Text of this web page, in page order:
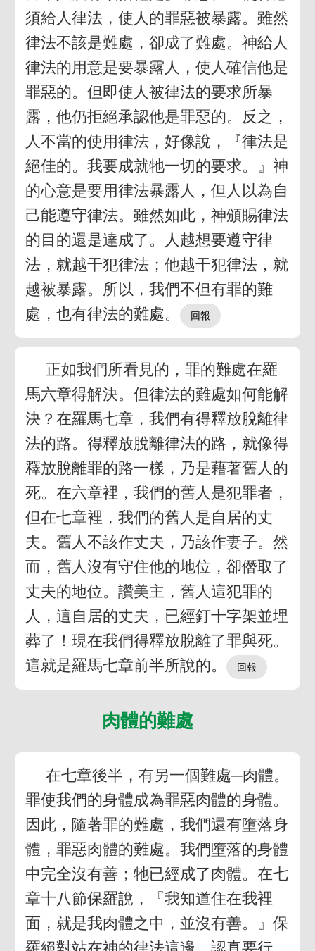
須給人律法，使人的罪惡被暴露。雖然
律法不該是難處，卻成了難處。神給人
律法的用意是要暴露人，使人確信他是
罪惡的。但即使人被律法的要求所暴
露，他仍拒絕承認他是罪惡的。反之，
人不當的使用律法，好像說，『律法是
絕佳的。我要成就牠一切的要求。』神
的心意是要用律法暴露人，但人以為自
己能遵守律法。雖然如此，神頒賜律法
的目的還是達成了。人越想要遵守律
法，就越干犯律法；他越干犯律法，就
越被暴露。所以，我們不但有罪的難
處，也有律法的難處。
正如我們所看見的，罪的難處在羅
馬六章得解決。但律法的難處如何能解
決？在羅馬七章，我們有得釋放脫離律
法的路。得釋放脫離律法的路，就像得
釋放脫離罪的路一樣，乃是藉著舊人的
死。在六章裡，我們的舊人是犯罪者，
但在七章裡，我們的舊人是自居的丈
夫。舊人不該作丈夫，乃該作妻子。然
而，舊人沒有守住他的地位，卻僭取了
丈夫的地位。讚美主，舊人這犯罪的
人，這自居的丈夫，已經釘十字架並埋
葬了！現在我們得釋放脫離了罪與死。
這就是羅馬七章前半所說的。
肉體的難處
在七章後半，有另一個難處─肉體。
罪使我們的身體成為罪惡肉體的身體。
因此，隨著罪的難處，我們還有墮落身
體，罪惡肉體的難處。我們墮落的身體
中完全沒有善；牠已經成了肉體。在七
章十八節保羅說，『我知道住在我裡
面，就是我肉體之中，並沒有善。』保